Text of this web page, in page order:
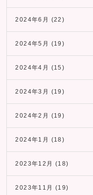
2024年6月 (22)
2024年5月 (19)
2024年4月 (15)
2024年3月 (19)
2024年2月 (19)
2024年1月 (18)
2023年12月 (18)
2023年11月 (19)